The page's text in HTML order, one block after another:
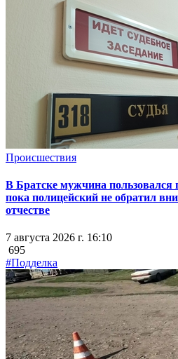
Происшествия
В Братске мужчина пользовался
пока полицейский не обратил
отчестве
7 августа 2026 г. 16:10
695
#Подделка